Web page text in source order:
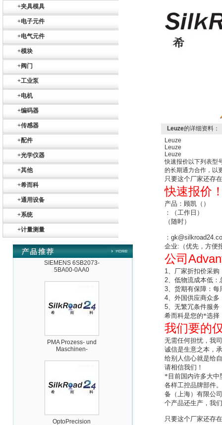
+夹具模具
+电子元件
+电气元件
+模块
+阀门
+工业泵
+电机
+编码器
+传感器
+配件
+光学仪器
+其他
+希而科
+通用设备
+系统
+计量测量
SR+KH-AFB AF24-
德国HBM
ZIGOR
SIEMENS 6SB2073-
Automation GmbH
HTO 38 内窥镜
Leuze的详细资料：
Leuze
Leuze
Leuze
快速报价以下列表型
的长期通力合作，以
只要这个厂家还存
快速报价
产品：顾凯（）
：
（工作日）
（随时）
：
企业: （优先，方便
公司
1、厂家折扣价采
2、低物流成本低
3、货期有保障：
4、外国供应商众
5、无繁冗条件服
希而科是您的*选择
我们要的
无需任何担忧，我
诚信是生意之本，
给别人信心就是给
请相信我们！
*目前国内许多大中
各样工控品牌部件
备（上海）有限公
个产品还生产，我
只要这个厂家还存